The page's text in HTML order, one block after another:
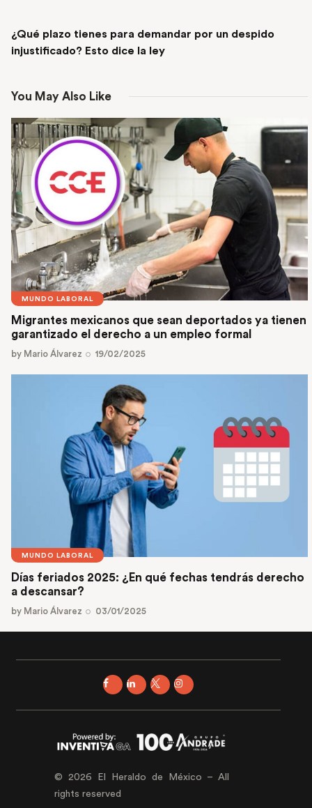
¿Qué plazo tienes para demandar por un despido
injustificado? Esto dice la ley
You May Also Like
MUNDO LABORAL
Migrantes mexicanos que sean deportados ya tienen
garantizado el derecho a un empleo formal
by Mario Álvarez 19/02/2025
MUNDO LABORAL
Días feriados 2025: ¿En qué fechas tendrás derecho
a descansar?
by Mario Álvarez 03/01/2025
© 2026 El Heraldo de México – All
rights reserved